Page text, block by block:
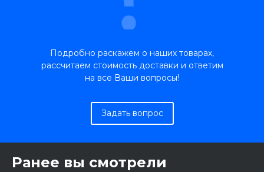
Подробно раскажем о наших товарах,
рассчитаем стоимость доставки и ответим
на все Ваши вопросы!
Задать вопрос
Ранее вы смотрели